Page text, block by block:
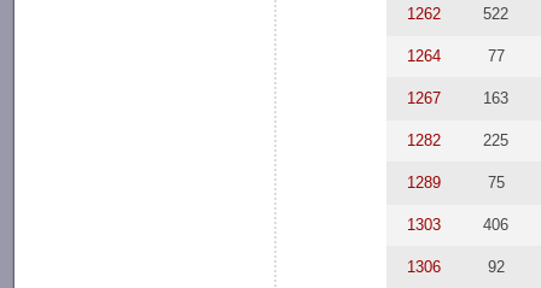
1262 522
1264 77
1267 163
1282 225
1289 75
1303 406
1306 92